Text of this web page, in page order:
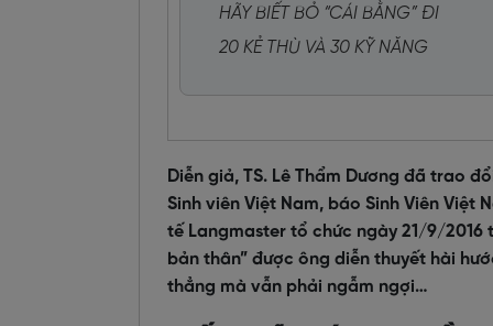
HÃY BIẾT BỎ “CÁI BẰNG” ĐI
20 KẺ THÙ VÀ 30 KỸ NĂNG
Diễn giả, TS. Lê Thẩm Dương đã trao
Sinh viên Việt Nam, báo Sinh Viên
tế Langmaster tổ chức ngày 21/9/2016
bản thân” được ông diễn thuyết hài
thẳng mà vẫn phải ngẫm ngợi…